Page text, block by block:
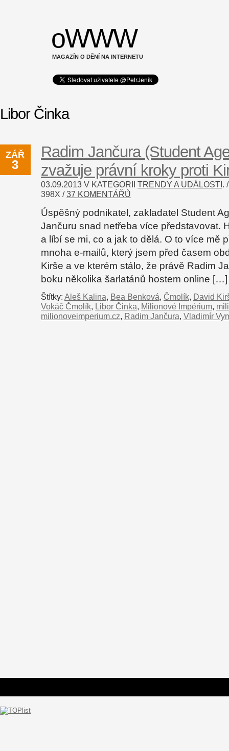
oWWW
MAGAZÍN O DĚNÍ NA INTERNETU
Libor Činka
ZÁŘ
3
Radim Jančura (Student
zvažuje právní kroky proti
03.09.2013 V KATEGORII TRENDY A UDÁLOSTI .
398X /37 KOMENTÁŘŮ
Úspěšný podnikatel, zakladatel Student
Jančuru snad netřeba více představovat.
a líbí se mi, co a jak to dělá. O to více mě
mnoha e-mailů, který jsem před časem
Kirše a ve kterém stálo, že právě Radim
boku několika šarlatánů hostem online […]
Štítky: Aleš Kalina, Bea Benková, Čmolík, David
Vokáč Čmolík, Libor Činka, Milionové Impérium,
milionoveimperium.cz, Radim Jančura, Vladimír